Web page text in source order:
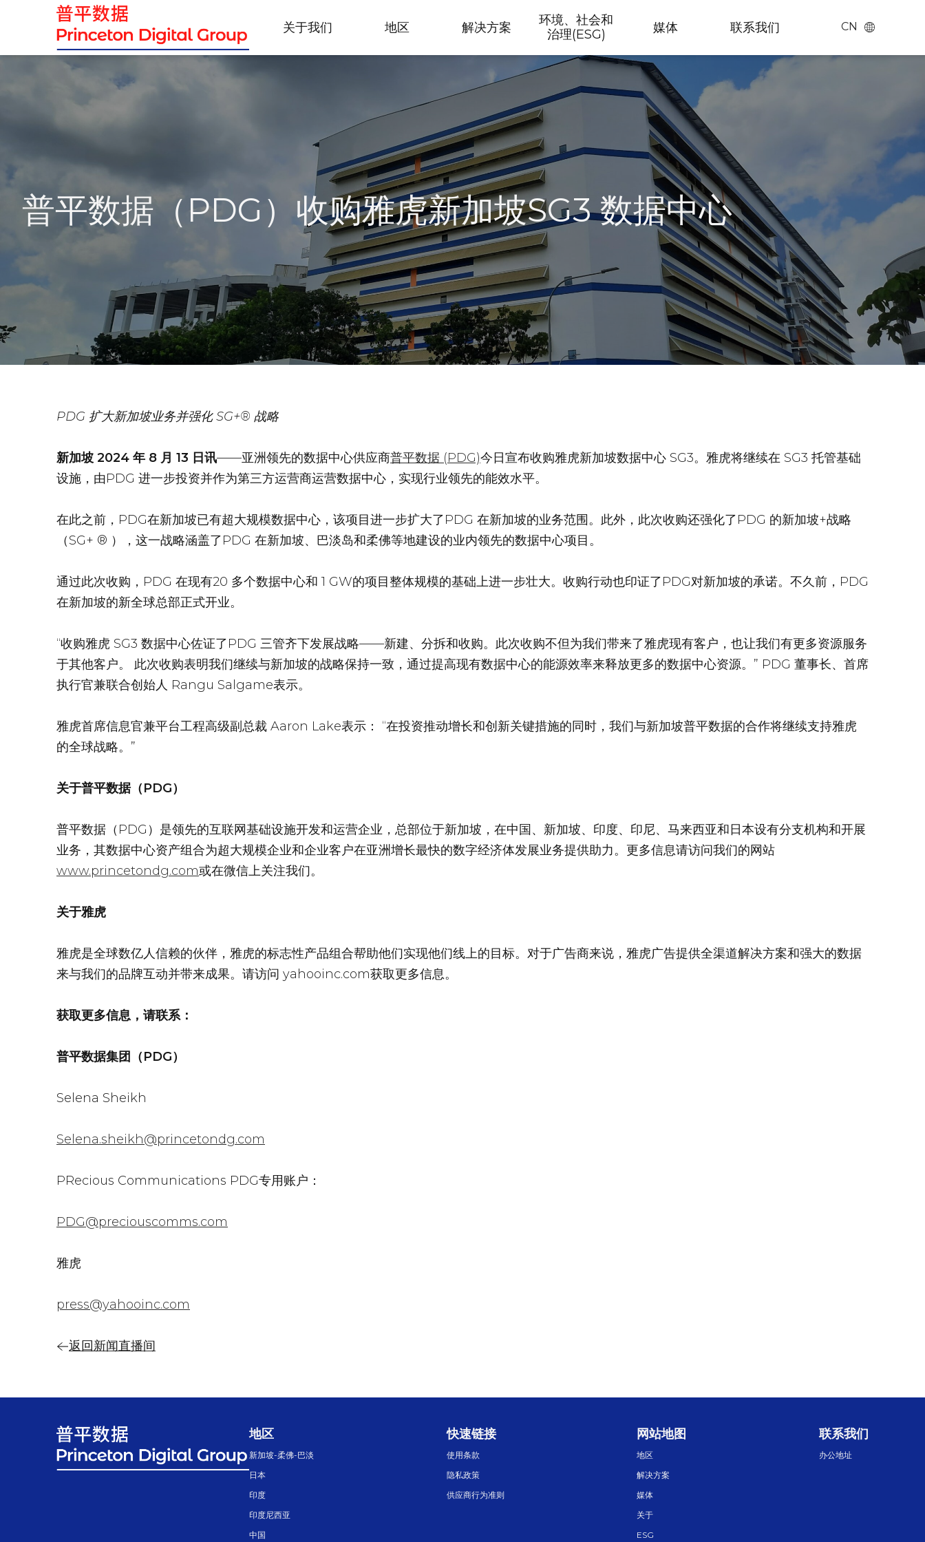
关于我们 地区 解决方案
环境、社会和
治理(ESG)
媒体 联系我们
CN
普平数据（PDG）收购雅虎新加坡SG3 数据中心
PDG 扩大新加坡业务并强化 SG+® 战略
新加坡 2024 年 8 月 13 日讯——亚洲领先的数据中心供应商普平数据 (PDG)今日宣布收购雅虎新加坡数据中心 SG3。雅虎将继续在 SG3 托管基础
设施，由PDG 进一步投资并作为第三方运营商运营数据中心，实现行业领先的能效水平。
在此之前，PDG在新加坡已有超大规模数据中心，该项目进一步扩大了PDG 在新加坡的业务范围。此外，此次收购还强化了PDG 的新加坡+战略
（SG+ ® ），这一战略涵盖了PDG 在新加坡、巴淡岛和柔佛等地建设的业内领先的数据中心项目。
通过此次收购，PDG 在现有20 多个数据中心和 1 GW的项目整体规模的基础上进一步壮大。收购行动也印证了PDG对新加坡的承诺。不久前，PDG
在新加坡的新全球总部正式开业。
“收购雅虎 SG3 数据中心佐证了PDG 三管齐下发展战略——新建、分拆和收购。此次收购不但为我们带来了雅虎现有客户，也让我们有更多资源服务
于其他客户。
此次收购表明我们继续与新加坡的战略保持一致，通过提高现有数据中心的能源效率来释放更多的数据中心资源。” PDG 董事长、首席
执行官兼联合创始人 Rangu Salgame表示。
雅虎首席信息官兼平台工程高级副总裁 Aaron Lake表示 ： “在投资推动增长和创新关键措施的同时，我们与新加坡普平数据的合作将继续支持雅虎
的全球战略。”
关于普平数据（PDG）
普平数据（PDG）是领先的互联网基础设施开发和运营企业，总部位于新加坡，在中国、新加坡、印度、印尼、马来西亚和日本设有分支机构和开展
业务，其数据中心资产组合为超大规模企业和企业客户在亚洲增长最快的数字经济体发展业务提供助力。更多信息请访问我们的网站
www.princetondg.com或在微信上关注我们。
关于雅虎
雅虎是全球数亿人信赖的伙伴，雅虎的标志性产品组合帮助他们实现他们线上的目标。对于广告商来说，雅虎广告提供全渠道解决方案和强大的数据
来与我们的品牌互动并带来成果。请访问 yahooinc.com获取更多信息。
获取更多信息，请联系：
普平数据集团（PDG）
Selena Sheikh
Selena.sheikh@princetondg.com
PRecious Communications PDG专用账户 ：
PDG@preciouscomms.com
雅虎
press@yahooinc.com
返回新闻直播间
地区
新加坡-柔佛-巴淡
日本
印度
印度尼西亚
中国
快速链接
使用条款
隐私政策
供应商行为准则
网站地图
地区
解决方案
媒体
关于
ESG
联系我们
办公地址